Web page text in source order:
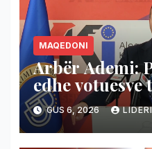
MAQEDONI
Arbër Ademi:
edhe votuesve
shtet ligjor në
Veriut apo s’ka
GUS 6, 2026